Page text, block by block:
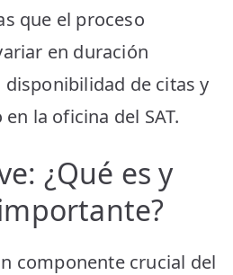
que el proceso
en duración
de citas y
la oficina del SAT.
¿Qué es y
componente crucial del